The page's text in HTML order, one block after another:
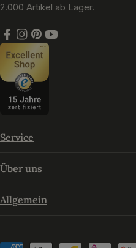
2.000 Artikel ab Lager.
Facebook
Instagram
Pinterest
YouTube
Service
Über uns
Allgemein